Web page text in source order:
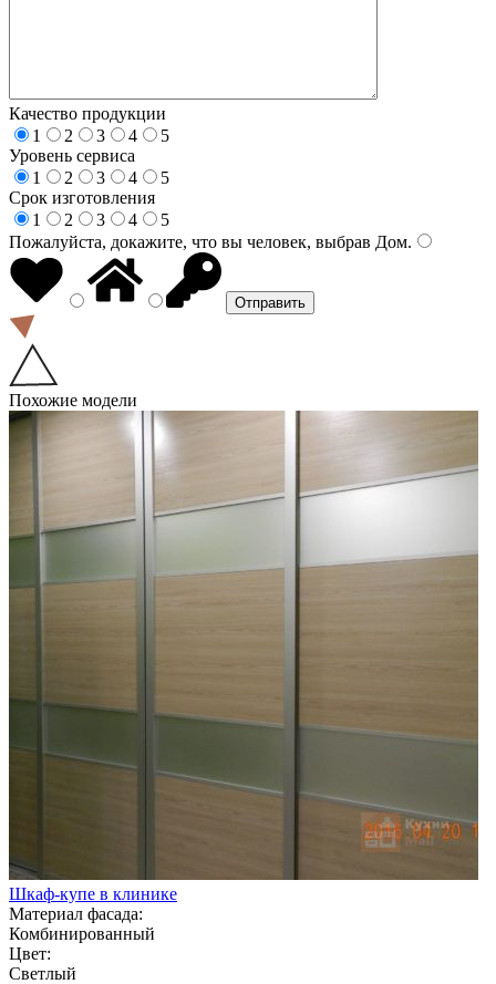
Качество продукции
1
2 3 4
5
Уровень сервиса
1
2 3 4
5
Срок изготовления
1
2 3 4
5
Пожалуйста, докажите, что вы человек, выбрав Дом.
Похожие модели
Шкаф-купе в клинике
Материал фасада:
Комбинированный
Цвет:
Светлый